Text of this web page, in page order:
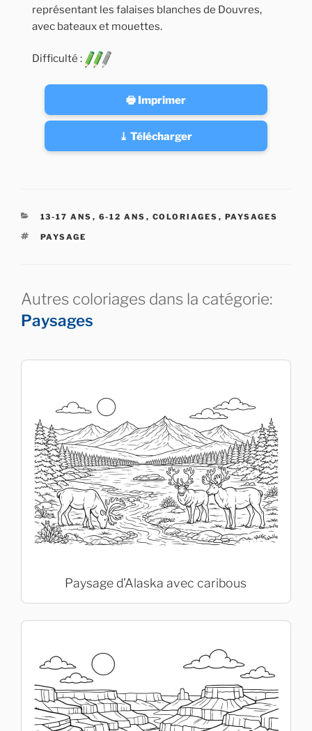
représentant les falaises blanches de Douvres,
avec bateaux et mouettes.
Difficulté :
🖶 Imprimer
⤓ Télécharger
CATÉGORIES
13-17 ANS , 6-12 ANS , COLORIAGES , PAYSAGES
ÉTIQUETTES
PAYSAGE
Autres coloriages dans la catégorie:
Paysages
Paysage d’Alaska avec caribous